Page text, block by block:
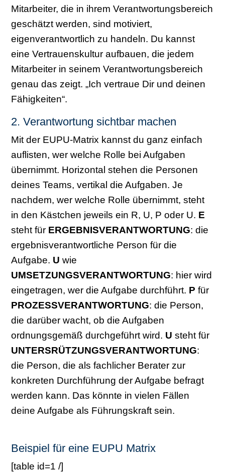
Mitarbeiter, die in ihrem Verantwortungsbereich
geschätzt werden, sind motiviert,
eigenverantwortlich zu handeln. Du kannst
eine Vertrauenskultur aufbauen, die jedem
Mitarbeiter in seinem Verantwortungsbereich
genau das zeigt. „Ich vertraue Dir und deinen
Fähigkeiten“.
2. Verantwortung sichtbar machen
Mit der EUPU-Matrix kannst du ganz einfach
auflisten, wer welche Rolle bei Aufgaben
übernimmt. Horizontal stehen die Personen
deines Teams, vertikal die Aufgaben. Je
nachdem, wer welche Rolle übernimmt, steht
in den Kästchen jeweils ein R, U, P oder U. E
steht für ERGEBNISVERANTWORTUNG: die
ergebnisverantwortliche Person für die
Aufgabe. U wie
UMSETZUNGSVERANTWORTUNG: hier wird
eingetragen, wer die Aufgabe durchführt. P für
PROZESSVERANTWORTUNG: die Person,
die darüber wacht, ob die Aufgaben
ordnungsgemäß durchgeführt wird. U steht für
UNTERSRÜTZUNGSVERANTWORTUNG:
die Person, die als fachlicher Berater zur
konkreten Durchführung der Aufgabe befragt
werden kann. Das könnte in vielen Fällen
deine Aufgabe als Führungskraft sein.
Beispiel für eine EUPU Matrix
[table id=1 /]